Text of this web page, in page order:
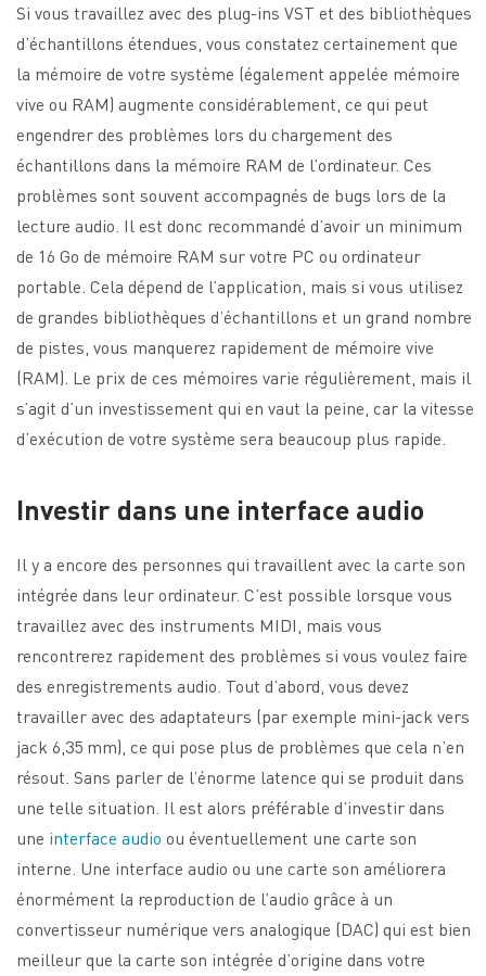
Si vous travaillez avec des plug-ins VST et des bibliothèques
d’échantillons étendues, vous constatez certainement que
la mémoire de votre système (également appelée mémoire
vive ou RAM) augmente considérablement, ce qui peut
engendrer des problèmes lors du chargement des
échantillons dans la mémoire RAM de l’ordinateur. Ces
problèmes sont souvent accompagnés de bugs lors de la
lecture audio. Il est donc recommandé d’avoir un minimum
de 16 Go de mémoire RAM sur votre PC ou ordinateur
portable. Cela dépend de l’application, mais si vous utilisez
de grandes bibliothèques d’échantillons et un grand nombre
de pistes, vous manquerez rapidement de mémoire vive
(RAM). Le prix de ces mémoires varie régulièrement, mais il
s’agit d’un investissement qui en vaut la peine, car la vitesse
d’exécution de votre système sera beaucoup plus rapide.
Investir dans une interface audio
Il y a encore des personnes qui travaillent avec la carte son
intégrée dans leur ordinateur. C’est possible lorsque vous
travaillez avec des instruments MIDI, mais vous
rencontrerez rapidement des problèmes si vous voulez faire
des enregistrements audio. Tout d’abord, vous devez
travailler avec des adaptateurs (par exemple mini-jack vers
jack 6,35 mm), ce qui pose plus de problèmes que cela n’en
résout. Sans parler de l’énorme latence qui se produit dans
une telle situation. Il est alors préférable d’investir dans
une interface audio ou éventuellement une carte son
interne. Une interface audio ou une carte son améliorera
énormément la reproduction de l’audio grâce à un
convertisseur numérique vers analogique (DAC) qui est bien
meilleur que la carte son intégrée d’origine dans votre